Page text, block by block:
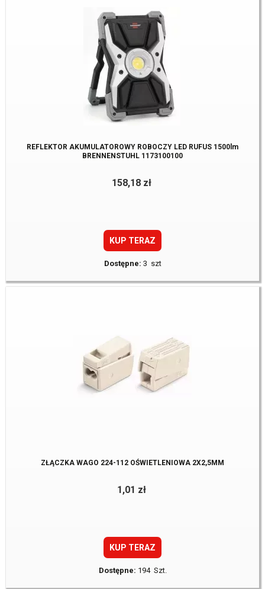
REFLEKTOR AKUMULATOROWY ROBOCZY LED RUFUS 1500lm
BRENNENSTUHL 1173100100
158,18 zł
KUP TERAZ
Dostępne: 3 szt
ZŁĄCZKA WAGO 224-112 OŚWIETLENIOWA 2X2,5MM
1,01 zł
KUP TERAZ
Dostępne: 194 Szt.